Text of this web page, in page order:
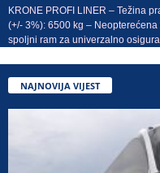
KRONE PROFI LINER – Težina
(+/- 3%): 6500 kg –
spoljni ram za univerzalno
NAJNOVIJA VIJEST